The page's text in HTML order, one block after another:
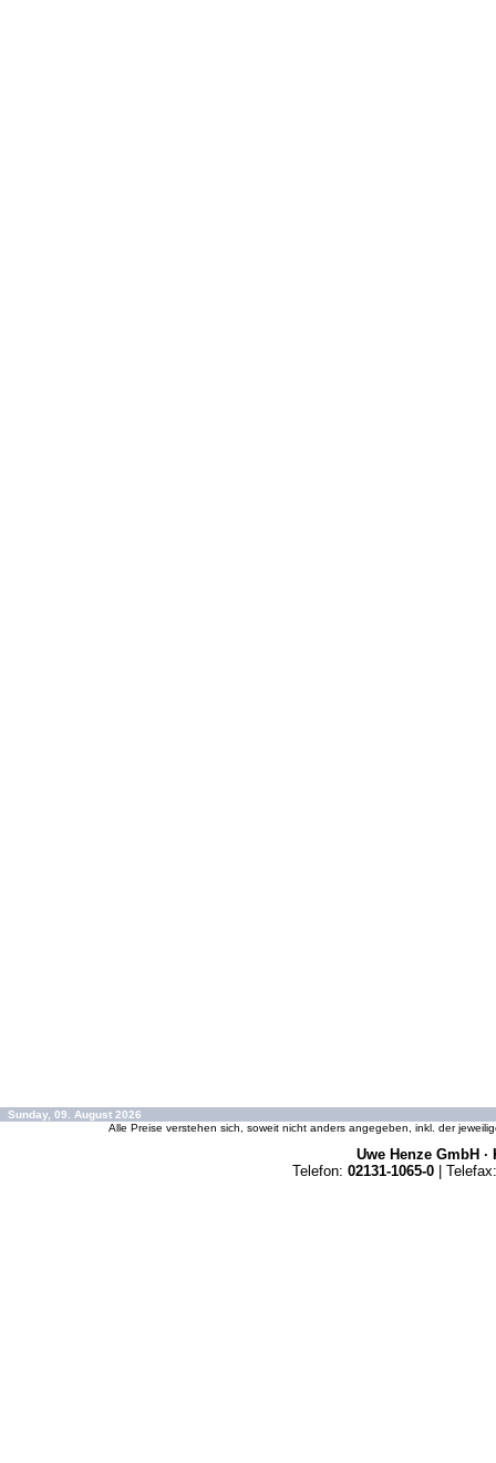
Sunday, 09. August 2026
Alle Preise verstehen sich, soweit nicht anders angegeben, inkl. der
Uwe Henze GmbH ·
Telefon: 02131-1065-0 | Telefax: